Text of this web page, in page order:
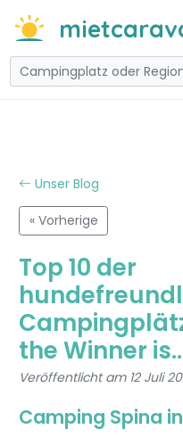
Unser Blog
« Vorherige
Top 10 der
the Winner
Veröffentlicht am 12 Juli
Camping Spina